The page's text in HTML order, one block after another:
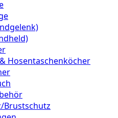
Hosentaschenköcher
Brustschutz